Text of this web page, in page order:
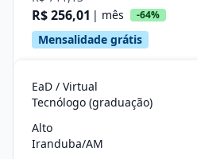
R$ 256,01 | mês -64%
Mensalidade grátis
EaD / Virtual
Tecnólogo (graduação)
Alto
Iranduba/AM